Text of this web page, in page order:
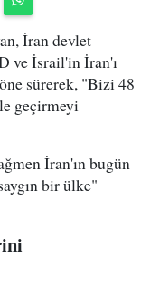
İran devlet
ve İsrail'in İran'ı
sürerek, "Bizi 48
geçirmeyi
İran'ın bugün
bir ülke"